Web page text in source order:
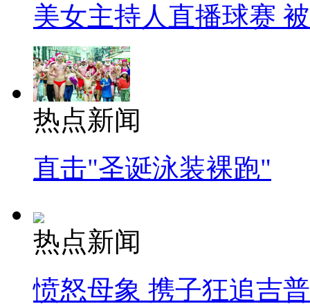
美女主持人直播球赛
热点新闻
直击"圣诞泳装裸跑"
热点新闻
愤怒母象 携子狂追吉